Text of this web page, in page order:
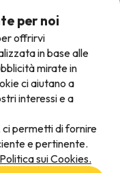
persone hanno
Esquiades.com
per noi
offrirvi
in base alle
mirate in
ci aiutano a
interessi e a
ci permetti di fornire
e pertinente.
Politica sui Cookies.